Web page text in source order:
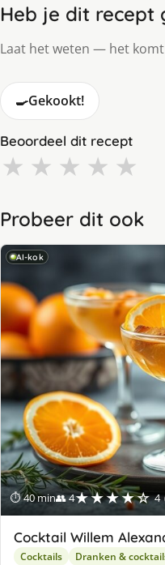
Heb je dit recept
Laat het weten — het
🍳Gekookt!
Beoordeel dit recept
★ ★ ★ ★ ★
Probeer dit ook
AI-kok
⏱ 40 min👥 4★★★★☆ 4
Cocktail Willem
Cocktails Dranken &